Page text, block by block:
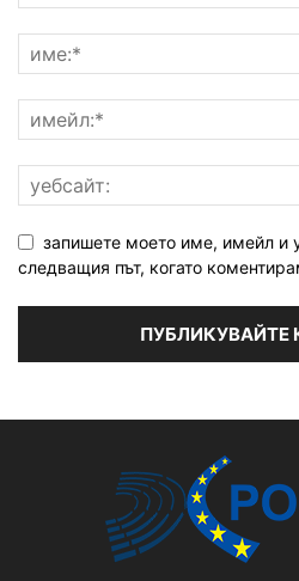
запишете моето име, имейл и
следващия път, когато